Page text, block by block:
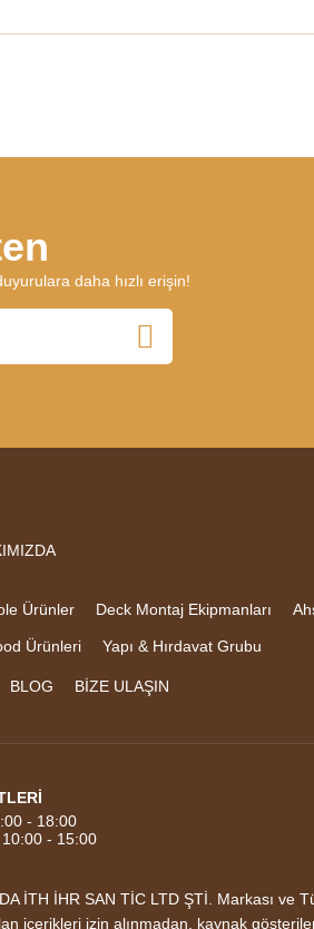
daha hızlı erişin!
Ürünler Deck Montaj Ekipmanları
Ürünleri Yapı & Hırdavat Grubu
BLOG BİZE ULAŞIN
- 18:00
- 15:00
İHR SAN TİC LTD ŞTİ. Markası ve
içerikleri izin alınmadan, kaynak